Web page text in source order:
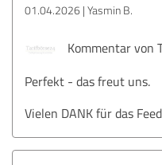
01.04.2026 Yasmin B.
Kommentar von
Perfekt - das freut uns.
Vielen DANK für das